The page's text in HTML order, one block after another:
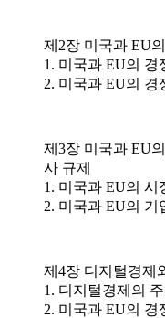
제2장 미국과 EU
1. 미국과 EU의 경
2. 미국과 EU의 경
제3장 미국과 EU
사 규제
1. 미국과 EU의 시
2. 미국과 EU의 기
제4장 디지털경제
1. 디지털경제의
2. 미국과 EU의 경